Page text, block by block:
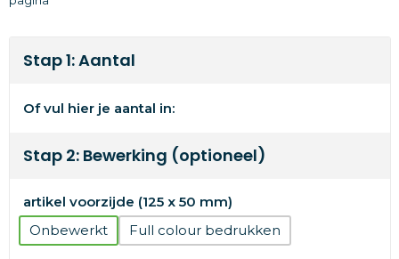
Stap 1: Aantal
Of vul hier je aantal in:
Stap 2: Bewerking (optioneel)
artikel voorzijde (125 x 50 mm)
Onbewerkt
Full colour